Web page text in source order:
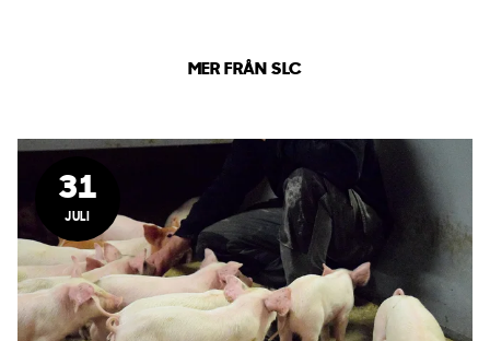
MER FRÅN SLC
31
JULI